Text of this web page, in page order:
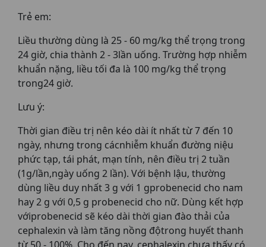
Trẻ em:
Liều thường dùng là 25 - 60 mg/kg thể trọng trong
24 giờ, chia thành 2 - 3lần uống. Trường hợp nhiễm
khuẩn nặng, liều tối đa là 100 mg/kg thể trọng
trong24 giờ.
Lưu ý:
Thời gian điều trị nên kéo dài ít nhất từ 7 đến 10
ngày, nhưng trong cácnhiễm khuẩn đường niệu
phức tạp, tái phát, mạn tính, nên điều trị 2 tuần
(1g/lần,ngày uống 2 lần). Với bệnh lậu, thường
dùng liều duy nhất 3 g với 1 gprobenecid cho nam
hay 2 g với 0,5 g probenecid cho nữ. Dùng kết hợp
vớiprobenecid sẽ kéo dài thời gian đào thải của
cephalexin và làm tăng nồng độtrong huyết thanh